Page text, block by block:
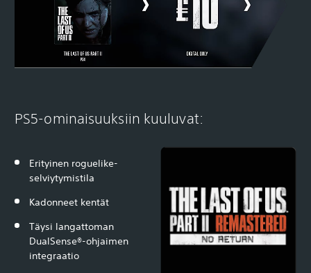
PS5-ominaisuuksiin kuuluvat:
Erityinen roguelike-
selviytymistila
Kadonneet kentät
Täysi langattoman
DualSense®-ohjaimen
integraatio